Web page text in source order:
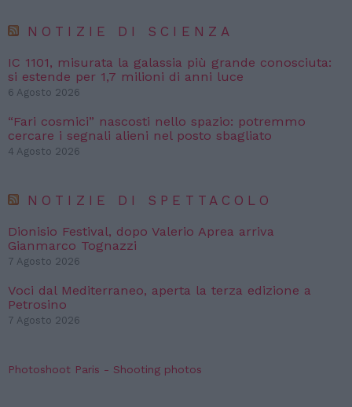
NOTIZIE DI SCIENZA
IC 1101, misurata la galassia più grande conosciuta:
si estende per 1,7 milioni di anni luce
6 Agosto 2026
“Fari cosmici” nascosti nello spazio: potremmo
cercare i segnali alieni nel posto sbagliato
4 Agosto 2026
NOTIZIE DI SPETTACOLO
Dionisio Festival, dopo Valerio Aprea arriva
Gianmarco Tognazzi
7 Agosto 2026
Voci dal Mediterraneo, aperta la terza edizione a
Petrosino
7 Agosto 2026
Photoshoot Paris - Shooting photos